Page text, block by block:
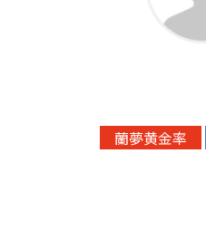
蘭夢黄金率